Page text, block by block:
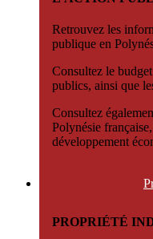
Retrouvez les
publique en
Consultez le
publics, ainsi que
Consultez
Polynésie
développement
PROPRIÉTÉ